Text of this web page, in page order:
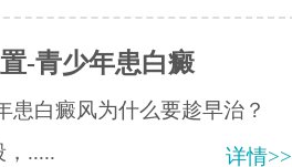
-青少年患白癜
患白癜风为什么要趁早治？
.....
详情>>